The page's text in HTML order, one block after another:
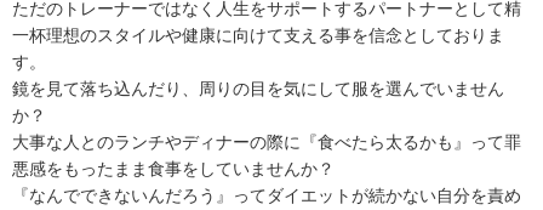
ただのトレーナーではなく人生をサポートするパートナーとして精
一杯理想のスタイルや健康に向けて支える事を信念としておりま
す。
鏡を見て落ち込んだり、周りの目を気にして服を選んでいません
か？
大事な人とのランチやディナーの際に『食べたら太るかも』って罪
悪感をもったまま食事をしていませんか？
『なんでできないんだろう』ってダイエットが続かない自分を責め